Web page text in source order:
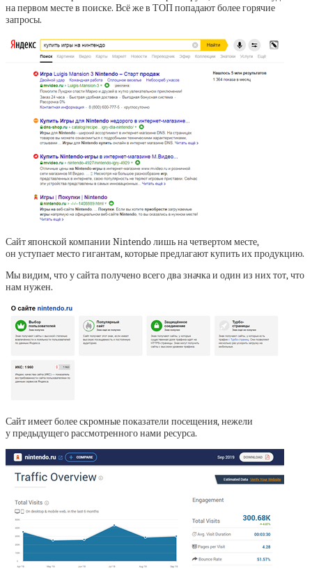
на первом месте в поиске. Всё же в ТОП попадают более горячие
запросы.
Сайт японской компании Nintendo лишь на четвертом месте,
он уступает место гигантам, которые предлагают купить их продукцию.
Мы видим, что у сайта получено всего два значка и один из них тот, что
нам нужен.
Сайт имеет более скромные показатели посещения, нежели
у предыдущего рассмотренного нами ресурса.